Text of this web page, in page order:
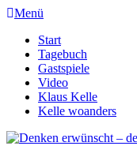
Menü
Start
Tagebuch
Gastspiele
Video
Klaus Kelle
Kelle woanders